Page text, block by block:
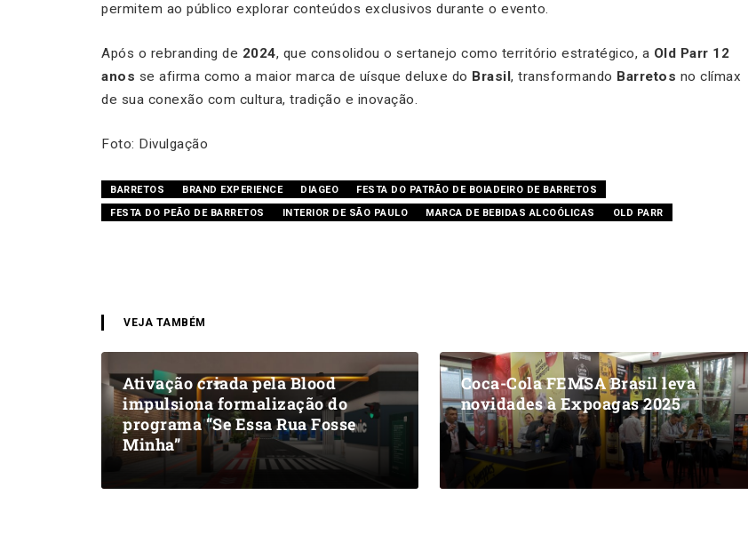
permitem ao público explorar conteúdos exclusivos durante o evento.
Após o rebranding de 2024, que consolidou o sertanejo como território estratégico, a Old Parr 12
anos se afirma como a maior marca de uísque deluxe do Brasil, transformando Barretos no clímax
de sua conexão com cultura, tradição e inovação.
Foto: Divulgação
BARRETOS BRAND EXPERIENCE DIAGEO
FESTA DO PATRÃO DE BOIADEIRO DE BARRETOS
FESTA DO PEÃO DE BARRETOS
INTERIOR DE SÃO PAULO MARCA DE BEBIDAS ALCOÓLICAS OLD PARR
VEJA TAMBÉM
Ativação criada pela Blood
impulsiona formalização do
programa “Se Essa Rua Fosse
Minha”
Coca-Cola FEMSA Brasil leva
novidades à Expoagas 2025